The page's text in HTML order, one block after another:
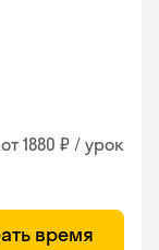
от 1880 ₽ / урок
время